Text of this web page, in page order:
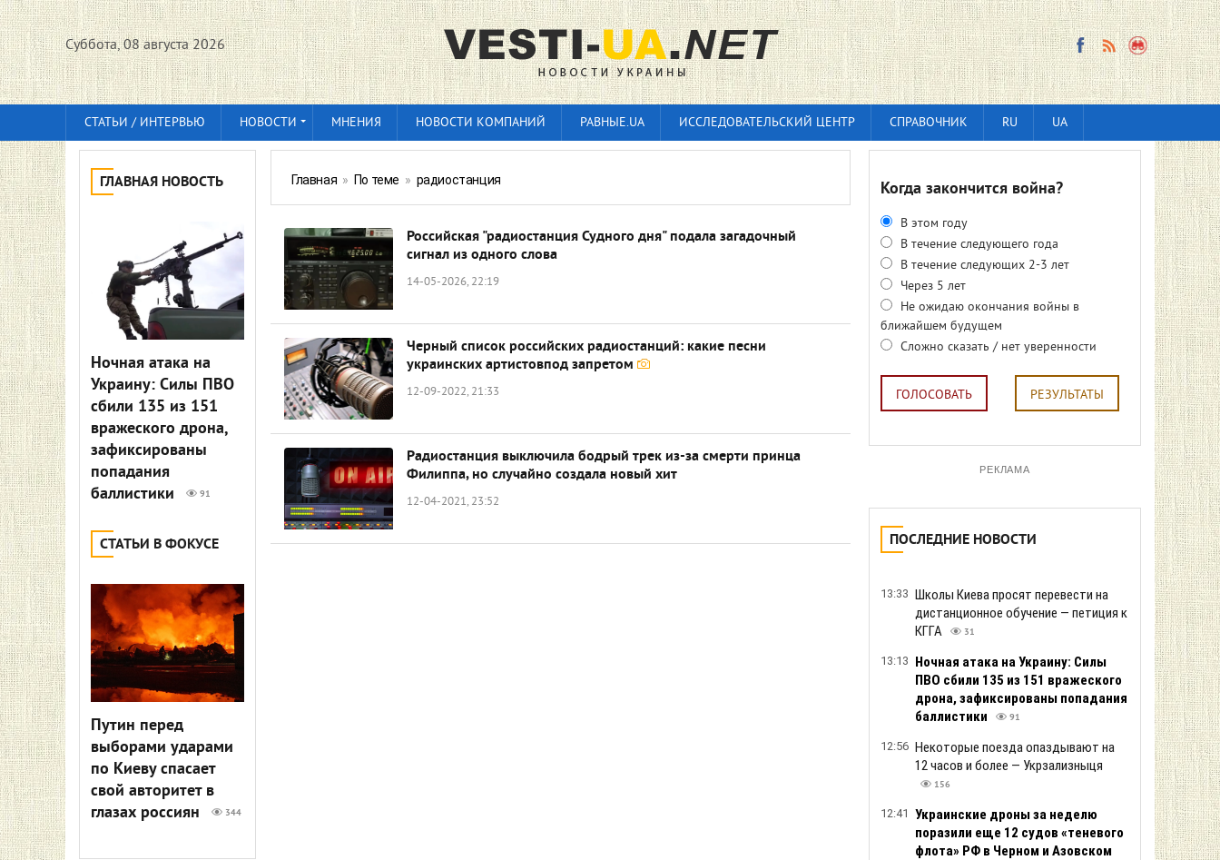
Суббота, 08 августа 2026
СТАТЬИ / ИНТЕРВЬЮ НОВОСТИ МНЕНИЯ НОВОСТИ КОМПАНИЙ РАВНЫЕ.UA ИССЛЕДОВАТЕЛЬСКИЙ ЦЕНТР СПРАВОЧНИК RU UA
ГЛАВНАЯ НОВОСТЬ
Ночная атака на
Украину: Силы ПВО
сбили 135 из 151
вражеского дрона,
зафиксированы
попадания
баллистики
91
СТАТЬИ В ФОКУСЕ
Путин перед
выборами ударами
по Киеву спасает
свой авторитет в
глазах россиян
344
Главная » По теме » радиостанция
Российская "радиостанция Судного дня" подала загадочный
сигнал из одного слова
14-05-2026, 22:19
Черный список российских радиостанций: какие песни
украинских артистовпод запретом
12-09-2022, 21:33
Радиостанция выключила бодрый трек из-за смерти принца
Филиппа, но случайно создала новый хит
12-04-2021, 23:52
Когда закончится война?
В этом году
В течение следующего года
В течение следующих 2-3 лет
Через 5 лет
Не ожидаю окончания войны в
ближайшем будущем
Сложно сказать / нет уверенности
ГОЛОСОВАТЬ РЕЗУЛЬТАТЫ
РЕКЛАМА
ПОСЛЕДНИЕ НОВОСТИ
13:33 Школы Киева просят перевести на
дистанционное обучение — петиция к
КГГА
31
13:13 Ночная атака на Украину: Силы
ПВО сбили 135 из 151 вражеского
дрона, зафиксированы попадания
баллистики
91
12:56 Некоторые поезда опаздывают на
12 часов и более — Укрзализныця
156
12:41 Украинские дроны за неделю
поразили еще 12 судов «теневого
флота» РФ в Черном и Азовском